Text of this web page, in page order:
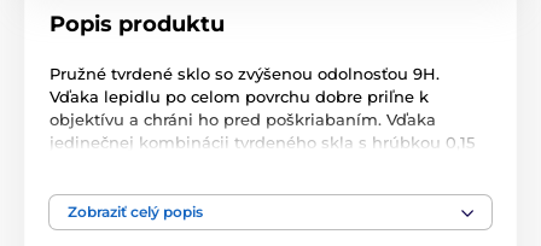
Popis produktu
Pružné tvrdené sklo so zvýšenou odolnosťou 9H.
Vďaka lepidlu po celom povrchu dobre priľne k
objektívu a chráni ho pred poškriabaním. Vďaka
jedinečnej kombinácii tvrdeného skla s hrúbkou 0,15
celoplošnému lepidlu znamená, že sa pod fóliou
nehromadia žiadne nečistoty ani prach. Priehľadný
Zobraziť celý popis